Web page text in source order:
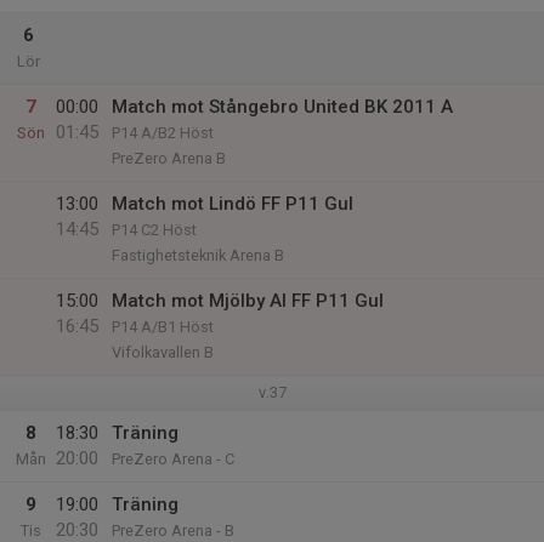
6
Lör
7
Sön
00:00
01:45
Match mot Stångebro United BK 2011 A
P14 A/B2 Höst
PreZero Arena B
13:00
14:45
Match mot Lindö FF P11 Gul
P14 C2 Höst
Fastighetsteknik Arena B
15:00
16:45
Match mot Mjölby AI FF P11 Gul
P14 A/B1 Höst
Vifolkavallen B
v.37
8
Mån
18:30
20:00
Träning
PreZero Arena - C
9
Tis
19:00
20:30
Träning
PreZero Arena - B